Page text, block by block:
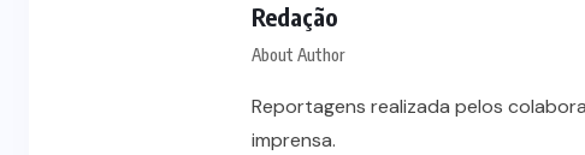
Redação
About Author
Reportagens realizada pelos
imprensa.